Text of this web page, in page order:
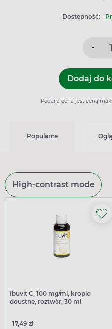
Dostępność:
-
Dodaj do
Podana cena jest ceną
Popularne
High-contrast mode
Ibuvit C, 100 mg/ml, krople
doustne, roztwór, 30 ml
17,49 zł